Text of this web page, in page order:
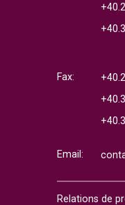
Fax:
Email:
Relations de